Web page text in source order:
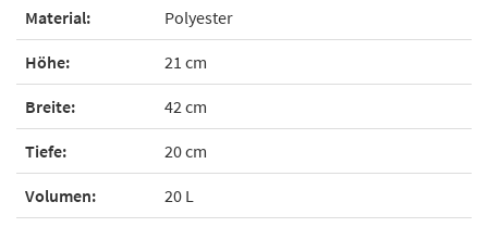
Material: Polyester
Höhe: 21 cm
Breite: 42 cm
Tiefe: 20 cm
Volumen: 20 L